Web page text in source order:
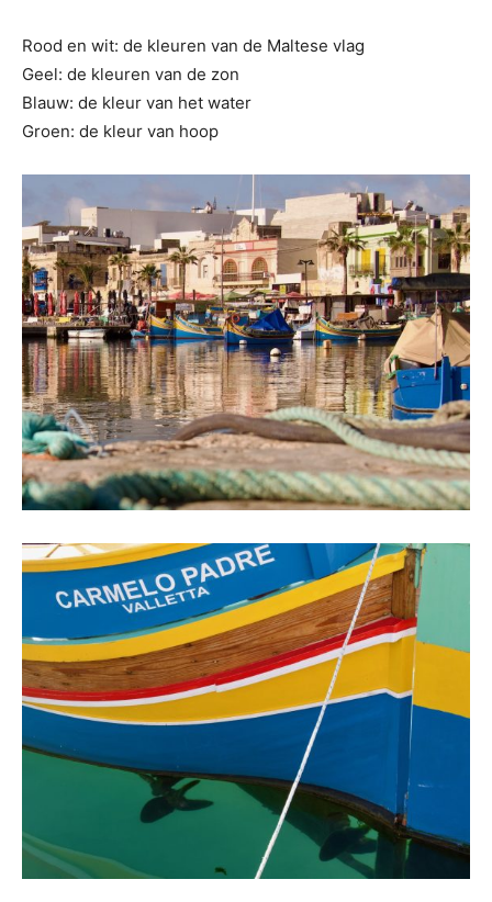
Rood en wit: de kleuren van de Maltese vlag
Geel: de kleuren van de zon
Blauw: de kleur van het water
Groen: de kleur van hoop